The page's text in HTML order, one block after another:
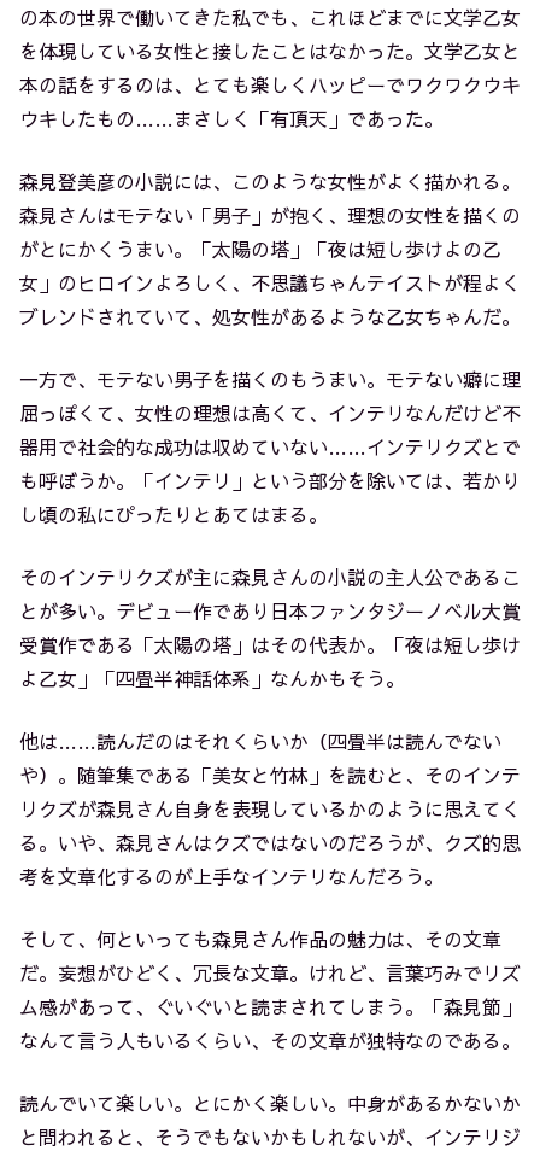
の本の世界で働いてきた私でも、これほどまでに文学乙女
を体現している女性と接したことはなかった。文学乙女と
本の話をするのは、とても楽しくハッピーでワクワクウキ
ウキしたもの……まさしく「有頂天」であった。
森見登美彦の小説には、このような女性がよく描かれる。
森見さんはモテない「男子」が抱く、理想の女性を描くの
がとにかくうまい。「太陽の塔」「夜は短し歩けよの乙
女」のヒロインよろしく、不思議ちゃんテイストが程よく
ブレンドされていて、処女性があるような乙女ちゃんだ。
一方で、モテない男子を描くのもうまい。モテない癖に理
屈っぽくて、女性の理想は高くて、インテリなんだけど不
器用で社会的な成功は収めていない……インテリクズとで
も呼ぼうか。「インテリ」という部分を除いては、若かり
し頃の私にぴったりとあてはまる。
そのインテリクズが主に森見さんの小説の主人公であるこ
とが多い。デビュー作であり日本ファンタジーノベル大賞
受賞作である「太陽の塔」はその代表か。「夜は短し歩け
よ乙女」「四畳半神話体系」なんかもそう。
他は……読んだのはそれくらいか（四畳半は読んでない
や）。随筆集である「美女と竹林」を読むと、そのインテ
リクズが森見さん自身を表現しているかのように思えてく
る。いや、森見さんはクズではないのだろうが、クズ的思
考を文章化するのが上手なインテリなんだろう。
そして、何といっても森見さん作品の魅力は、その文章
だ。妄想がひどく、冗長な文章。けれど、言葉巧みでリズ
ム感があって、ぐいぐいと読まされてしまう。「森見節」
なんて言う人もいるくらい、その文章が独特なのである。
読んでいて楽しい。とにかく楽しい。中身があるかないか
と問われると、そうでもないかもしれないが、インテリジ